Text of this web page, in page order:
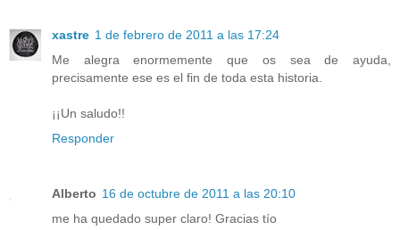
xastre 1 de febrero de 2011 a las 17:24
Me alegra enormemente que os sea de ayuda,
precisamente ese es el fin de toda esta historia.
¡¡Un saludo!!
Responder
Alberto 16 de octubre de 2011 a las 20:10
me ha quedado super claro! Gracias tío